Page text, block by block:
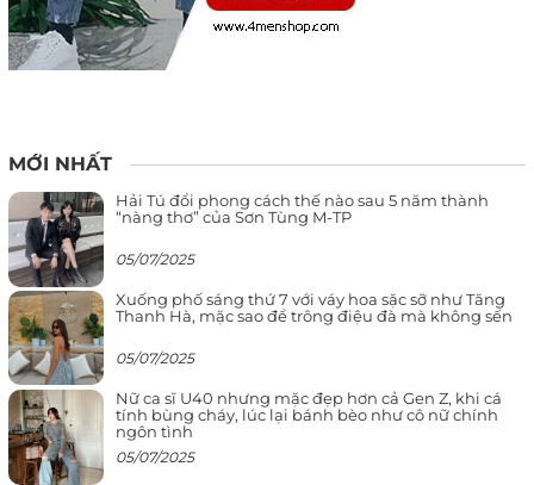
MỚI NHẤT
Hải Tú đổi phong cách thế nào sau 5 năm thành
“nàng thơ” của Sơn Tùng M-TP
05/07/2025
Xuống phố sáng thứ 7 với váy hoa sặc sỡ như Tăng
Thanh Hà, mặc sao để trông điệu đà mà không sến
05/07/2025
Nữ ca sĩ U40 nhưng mặc đẹp hơn cả Gen Z, khi cá
tính bùng cháy, lúc lại bánh bèo như cô nữ chính
ngôn tình
05/07/2025